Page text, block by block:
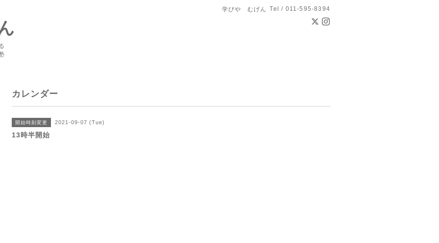
学びや むげん Tel / 011-595-8394
カレンダー
開始時刻変更 2021-09-07 (Tue)
13時半開始